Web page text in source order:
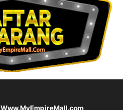
Www.MyEmpireMall.com